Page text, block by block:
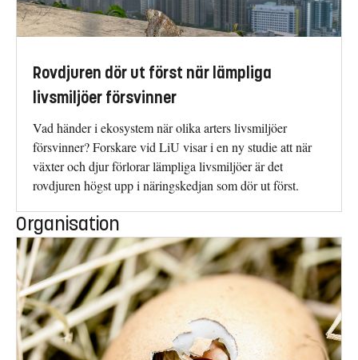
Rovdjuren dör ut först när lämpliga
livsmiljöer försvinner
Vad händer i ekosystem när olika arters livsmiljöer
försvinner? Forskare vid LiU visar i en ny studie att när
växter och djur förlorar lämpliga livsmiljöer är det
rovdjuren högst upp i näringskedjan som dör ut först.
Organisation